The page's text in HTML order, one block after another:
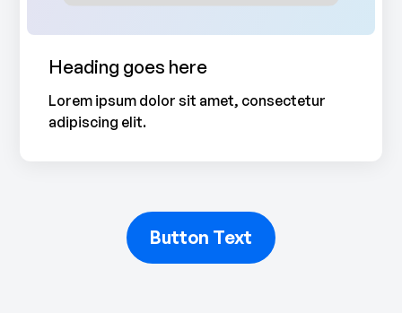
Heading goes here
Lorem ipsum dolor sit amet, consectetur
adipiscing elit.
Button Text